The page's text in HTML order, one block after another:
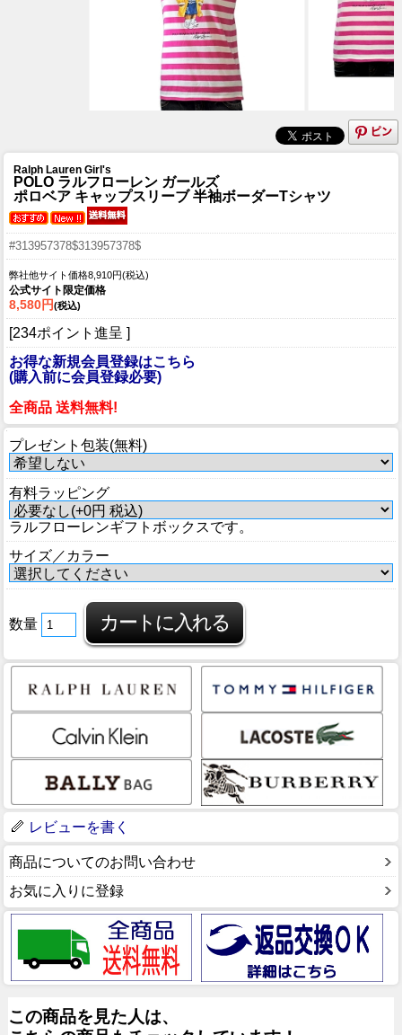
Ralph Lauren Girl's
POLO ラルフローレン ガールズ
ポロベア キャップスリーブ 半袖ボーダーTシャツ
#313957378$313957378$
弊社他サイト価格8,910円(税込)
公式サイト限定価格
8,580円(税込)
[234ポイント進呈 ]
お得な新規会員登録はこちら
(購入前に会員登録必要)
全商品 送料無料!
プレゼント包装(無料)
有料ラッピング
ラルフローレンギフトボックスです。
サイズ／カラー
数量
レビューを書く
商品についてのお問い合わせ
お気に入りに登録
この商品を見た人は、